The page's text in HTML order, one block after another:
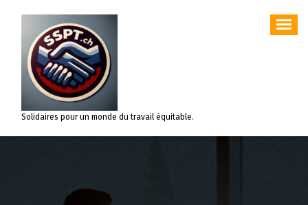
contenu
Solidaires pour un monde du travail équitable.